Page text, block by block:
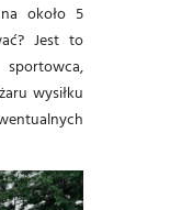
około 5
Jest to
wysiłku